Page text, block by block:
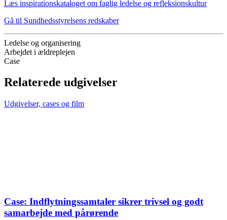
Læs inspirationskataloget om faglig ledelse og refleksionskultur
Gå til Sundhedsstyrelsens redskaber
Ledelse og organisering
Arbejdet i ældreplejen
Case
Relaterede udgivelser
Udgivelser, cases og film
Case: Indflytningssamtaler sikrer trivsel og godt
samarbejde med pårørende